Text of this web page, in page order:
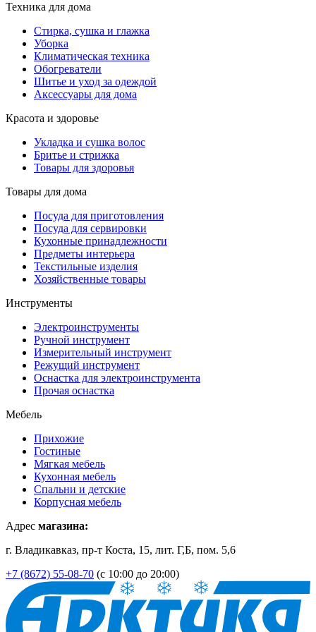
Техника для дома
Стирка, сушка и глажка
Уборка
Климатическая техника
Обогреватели
Шитье и уход за одеждой
Аксессуары для дома
Красота и здоровье
Укладка и сушка волос
Бритье и стрижка
Товары для здоровья
Товары для дома
Посуда для приготовления
Посуда для сервировки
Кухонные принадлежности
Предметы интерьера
Текстильные изделия
Хозяйственные товары
Инструменты
Электроинструменты
Ручной инструмент
Измерительный инструмент
Режущий инструмент
Оснастка для электроинструмента
Прочая оснастка
Мебель
Прихожие
Гостиные
Мягкая мебель
Кухонная мебель
Спальни и детские
Корпусная мебель
Адрес магазина:
г. Владикавказ, пр-т Коста, 15, лит. Г,Б, пом. 5,6
+7 (8672) 55-08-70 (с 10:00 до 20:00)